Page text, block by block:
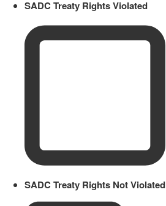
SADC Treaty Rights Violated
SADC Treaty Rights Not Violated